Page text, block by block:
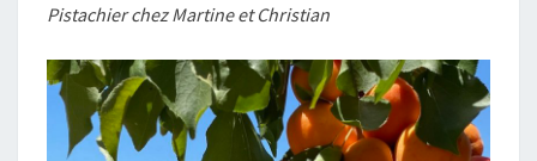
Pistachier chez Martine et Christian